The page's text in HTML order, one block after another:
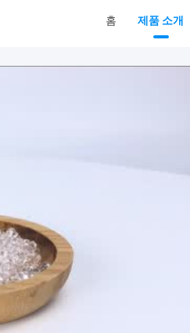
홈 제품 소개